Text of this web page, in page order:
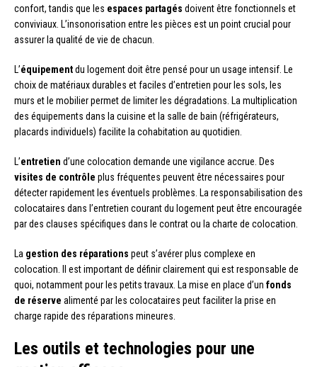
confort, tandis que les espaces partagés doivent être fonctionnels et
conviviaux. L’insonorisation entre les pièces est un point crucial pour
assurer la qualité de vie de chacun.
L’équipementdu logement doit être pensé pour un usage intensif. Le
choix de matériaux durables et faciles d’entretien pour les sols, les
murs et le mobilier permet de limiter les dégradations. La multiplication
des équipements dans la cuisine et la salle de bain (réfrigérateurs,
placards individuels) facilite la cohabitation au quotidien.
L’entretien d’une colocation demande une vigilance accrue. Des
visites de contrôle plus fréquentes peuvent être nécessaires pour
détecter rapidement les éventuels problèmes. La responsabilisation des
colocataires dans l’entretien courant du logement peut être encouragée
par des clauses spécifiques dans le contrat ou la charte de colocation.
La gestion des réparations peut s’avérer plus complexe en
colocation. Il est important de définir clairement qui est responsable de
quoi, notamment pour les petits travaux. La mise en place d’un fonds
de réserve alimenté par les colocataires peut faciliter la prise en
charge rapide des réparations mineures.
Les outils et technologies pour une